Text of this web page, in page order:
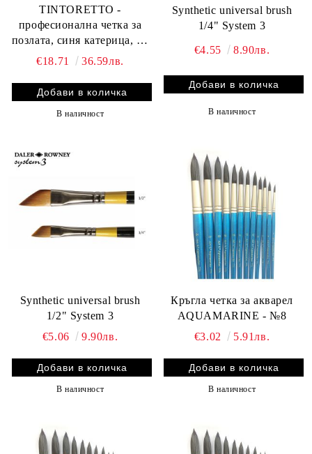
TINTORETTO -
професионална четка за
позлата, синя катерица, 50
мм.
€18.71 36.59лв.
В наличност
Synthetic universal brush
1/4" System 3
€4.55 8.90лв.
В наличност
Synthetic universal brush
1/2" System 3
€5.06
9.90лв.
В наличност
Кръгла четка за акварел
AQUAMARINE - №8
€3.02
5.91лв.
В наличност